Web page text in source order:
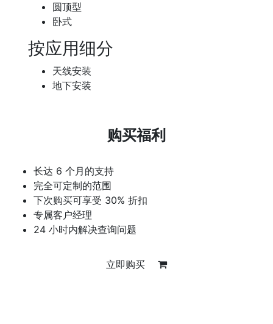
圆顶型
卧式
按应用细分
天线安装
地下安装
购买福利
长达 6 个月的支持
完全可定制的范围
下次购买可享受 30% 折扣
专属客户经理
24 小时内解决查询问题
立即购买